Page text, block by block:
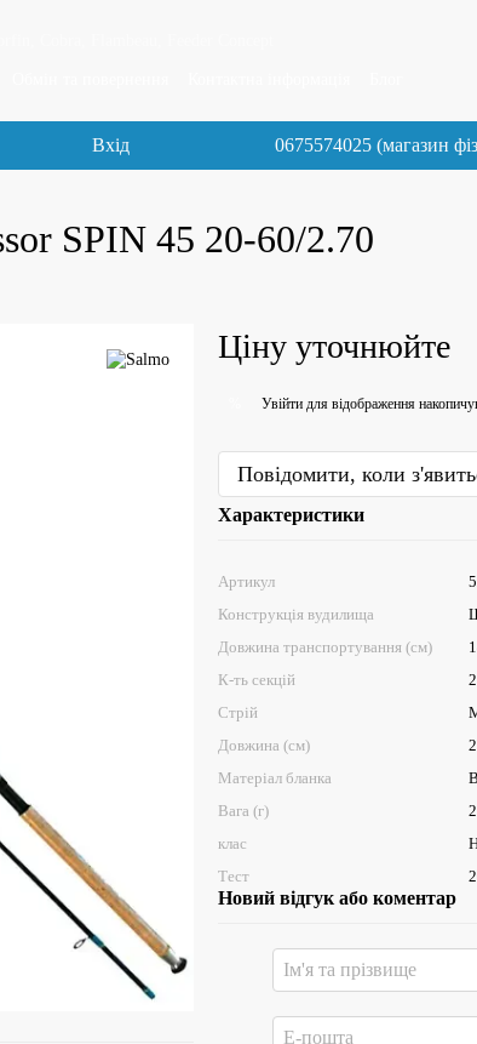
Вхід 0675574025 (магазин
SPIN 45 20-60/2.70
Ціну уточнюйте
Увійти для відображення
Повідомити, коли
Характеристики
Артикул
Конструкція вудилища
Довжина транспортування (см)
К-ть секцій
2
Стрій
Довжина (см)
Матеріал бланка
Вага (г)
клас
Тест
Новий відгук або коментар